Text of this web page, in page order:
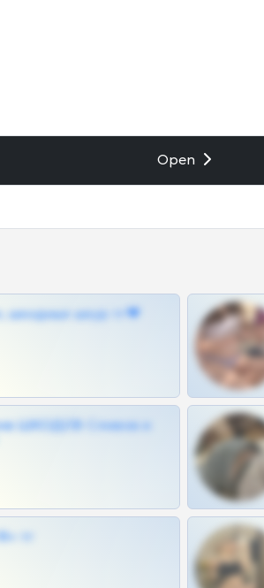
Open
шкодных шкур тг❤
ШКОДОВ Сливов и
тг